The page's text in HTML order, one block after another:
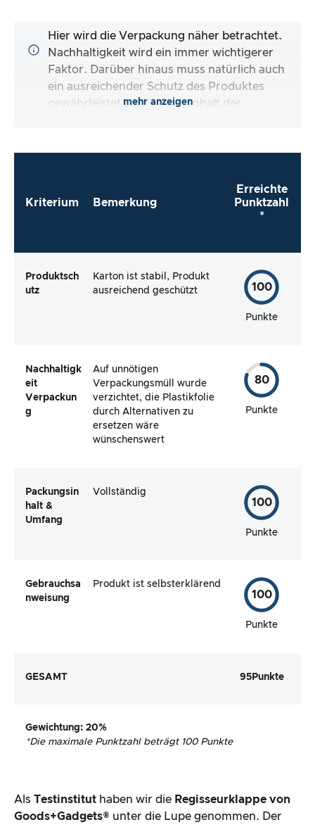
Hier wird die Verpackung näher betrachtet.
Nachhaltigkeit wird ein immer wichtigerer
Faktor. Darüber hinaus muss natürlich auch
ein ausreichender Schutz des Produktes
gewährleistet sein. Ist der Inhalt der
direkt zu verwenden?
mehr anzeigen
Kriterium Bemerkung
Erreichte
Punktzahl
*
Produktsch
utz
Karton ist stabil, Produkt
ausreichend geschützt
100
Punkte
Nachhaltigk
eit
Verpackun
g
Auf unnötigen
Verpackungsmüll wurde
verzichtet, die Plastikfolie
durch Alternativen zu
ersetzen wäre
wünschenswert
80
Punkte
Packungsin
halt &
Umfang
Vollständig
100
Punkte
Gebrauchsa
nweisung
Produkt ist selbsterklärend
100
Punkte
GESAMT 95Punkte
Gewichtung: 20%
*Die maximale Punktzahl beträgt 100 Punkte
Als Testinstitut haben wir die Regisseurklappe von
Goods+Gadgets® unter die Lupe genommen. Der